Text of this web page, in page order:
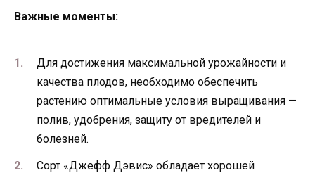
Важные моменты:
Для достижения максимальной урожайности и
качества плодов, необходимо обеспечить
растению оптимальные условия выращивания —
полив, удобрения, защиту от вредителей и
болезней.
Сорт «Джефф Дэвис» обладает хорошей